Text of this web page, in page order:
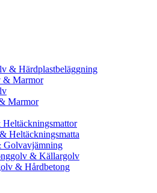
& Härdplastbeläggning
& Marmor
Marmor
Heltäckningsmatta
Golvavjämning
& Källargolv
& Hårdbetong